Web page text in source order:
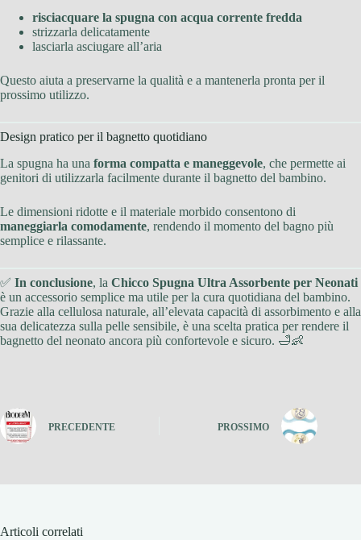
risciacquare la spugna con acqua corrente fredda
strizzarla delicatamente
lasciarla asciugare all’aria
Questo aiuta a preservarne la qualità e a mantenerla pronta per il
prossimo utilizzo.
Design pratico per il bagnetto quotidiano
La spugna ha una forma compatta e maneggevole, che permette ai
genitori di utilizzarla facilmente durante il bagnetto del bambino.
Le dimensioni ridotte e il materiale morbido consentono di
maneggiarla comodamente, rendendo il momento del bagno più
semplice e rilassante.
✅ In conclusione, la Chicco Spugna Ultra Assorbente per Neonati
è un accessorio semplice ma utile per la cura quotidiana del bambino.
Grazie alla cellulosa naturale, all’elevata capacità di assorbimento e alla
sua delicatezza sulla pelle sensibile, è una scelta pratica per rendere il
bagnetto del neonato ancora più confortevole e sicuro. 🛁👶
PRECEDENTE PROSSIMO
Articoli correlati